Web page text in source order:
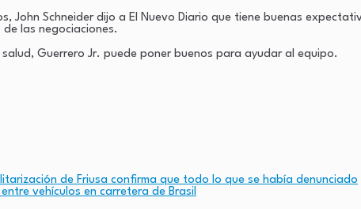
John Schneider dijo a El Nuevo Diario que tiene buenas
las negociaciones.
Guerrero Jr. puede poner buenos para ayudar al equipo.
de Friusa confirma que todo lo que se había denunciado
vehículos en carretera de Brasil